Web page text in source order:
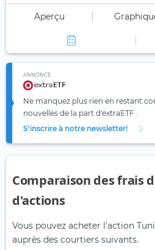
Aperçu
ANNONCE
Ne manquez plus rien en restant
nouvelles de la part d'extraETF .
S'inscrire à notre newsletter!
Comparaison des frais
d'actions
Vous pouvez acheter l'action
auprès des courtiers suivants.